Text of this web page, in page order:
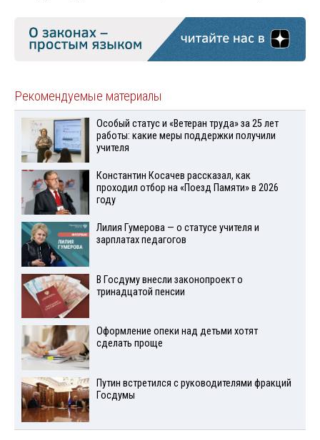
Рекомендуемые материалы
Особый статус и «Ветеран труда» за 25 лет
работы: какие меры поддержки получили
учителя
Константин Косачев рассказал, как
проходил отбор на «Поезд Памяти» в 2026
году
Лилия Гумерова — о статусе учителя и
зарплатах педагогов
В Госдуму внесли законопроект о
тринадцатой пенсии
Оформление опеки над детьми хотят
сделать проще
Путин встретился с руководителями фракций
Госдумы